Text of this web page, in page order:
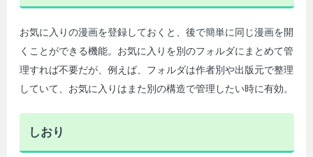
お気に入りの漫画を登録しておくと、後で簡単に同じ漫画を開
くことができる機能。お気に入りを別のフォルダにまとめて管
理すれば不要だが、例えば、フォルダは作者別や出版元で整理
していて、お気に入りはまた別の構造で管理したい時に有効。
しおり